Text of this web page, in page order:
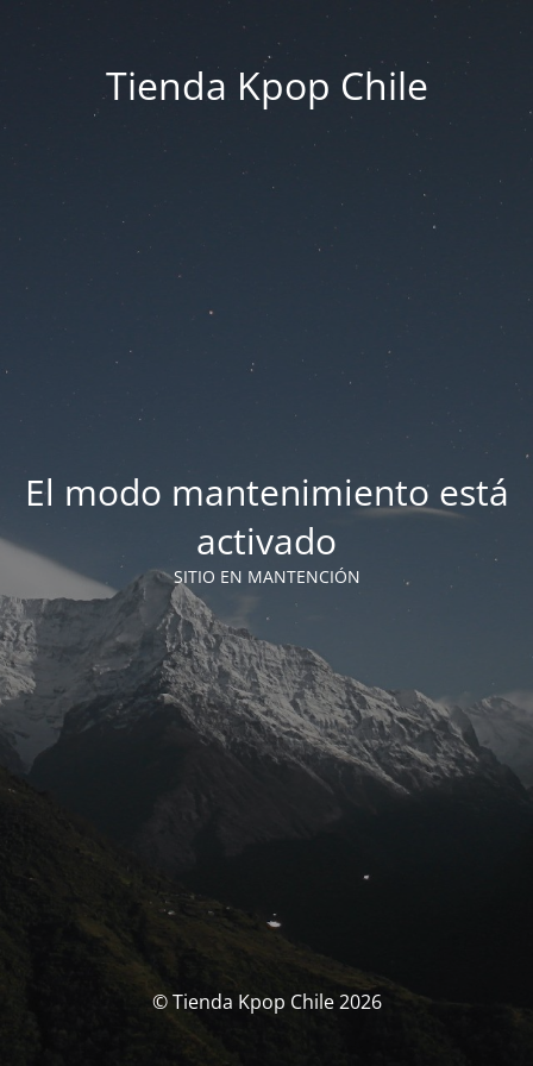
Tienda Kpop Chile
El modo mantenimiento está
activado
SITIO EN MANTENCIÓN
© Tienda Kpop Chile 2026